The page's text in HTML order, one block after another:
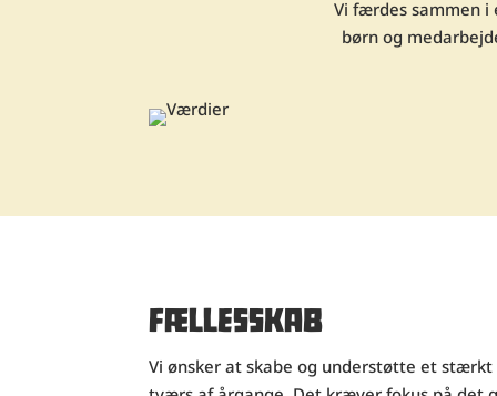
Vi færdes sammen i
børn og
FÆLLESSKAB
Vi ønsker at skabe og understøtte et